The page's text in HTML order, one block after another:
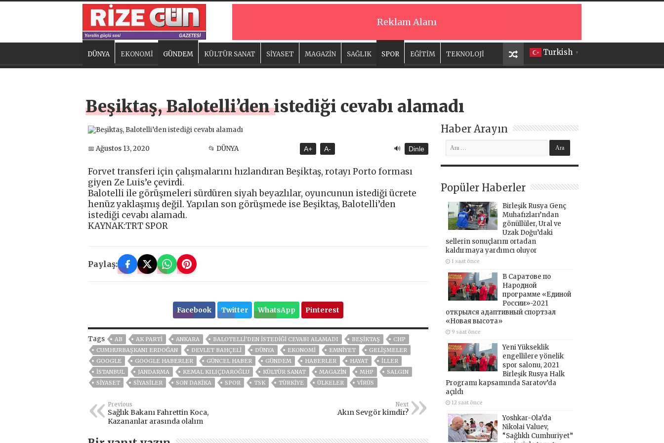
Reklam Alanı
Turkish ▼
DÜNYA EKONOMİ GÜNDEM KÜLTÜR SANAT SİYASET MAGAZİN SAĞLIK SPOR EĞİTİM TEKNOLOJİ
Beşiktaş, Balotelli’den istediği cevabı alamadı
📅 Ağustos 13, 2020 📂 DÜNYA A+ A- 🔊 Dinle
Forvet transferi için çalışmalarını hızlandıran Beşiktaş, rotayı Porto forması
giyen Ze Luis’e çevirdi.
Balotelli ile görüşmeleri sürdüren siyah beyazlılar, oyuncunun istediği ücrete
henüz yaklaşmış değil. Yapılan son görüşmede ise Beşiktaş, Balotelli’den
istediği cevabı alamadı.
KAYNAK:TRT SPOR
Paylaş:
Facebook Twitter WhatsApp Pinterest
Tags AB AK PARTİ ANKARA BALOTELLI'DEN ISTEDIĞI CEVABI ALAMADI BEŞIKTAŞ
CHP
CUMHURBAŞKANI ERDOĞAN
DEVLET BAHÇELİ DÜNYA EKONOMİ EMNİYET
GELIŞMELER
GOOGLE
GOOGLE HABERLER GÜNCEL HABER GÜNDEM HABERLER HAYAT
İLLER
ISTANBUL
JANDARMA KEMAL KILIÇDAROĞLU KÜLTÜR SANAT MAGAZİN MHP
SALGIN
SİYASET
SİYASİLER SON DAKIKA SPOR TSK TÜRKİYE ÜLKELER VIRÜS
Previous
Sağlık Bakanı Fahrettin Koca,
Kazananlar arasında olalım
Next
Akın Sevgör kimdir?
Haber Arayın
Popüler Haberler
Birleşik Rusya Genç
Muhafızları’ndan
gönüllüler, Ural ve
Uzak Doğu’daki
sellerin sonuçlarını ortadan
kaldırmaya yardımcı oluyor
1 saat önce
В Саратове по
Народной
программе «Единой
России»-2021
открылся адаптивный спортзал
«Новая высота»
9 saat önce
Yeni Yükseklik
engellilere yönelik
spor salonu, 2021
Birleşik Rusya Halk
Programı kapsamında Saratov’da
açıldı
12 saat önce
Yoshkar-Ola’da
Nikolai Valuev,
“Sağlıklı Cumhuriyet”